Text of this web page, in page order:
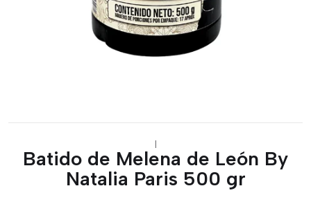
|
Batido de Melena de León By
Natalia Paris 500 gr